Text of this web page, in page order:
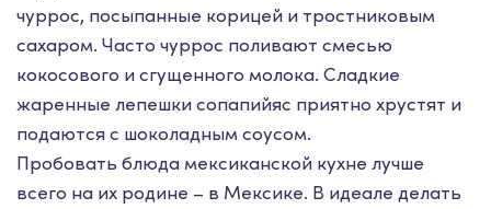
чуррос, посыпанные корицей и тростниковым
сахаром. Часто чуррос поливают смесью
кокосового и сгущенного молока. Сладкие
жаренные лепешки сопапийяс приятно хрустят и
подаются с шоколадным соусом.
Пробовать блюда мексиканской кухне лучше
всего на их родине – в Мексике. В идеале делать